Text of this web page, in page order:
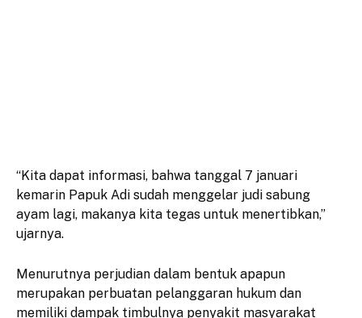
“Kita dapat informasi, bahwa tanggal 7 januari
kemarin Papuk Adi sudah menggelar judi sabung
ayam lagi, makanya kita tegas untuk menertibkan,”
ujarnya.
Menurutnya perjudian dalam bentuk apapun
merupakan perbuatan pelanggaran hukum dan
memiliki dampak timbulnya penyakit masyarakat